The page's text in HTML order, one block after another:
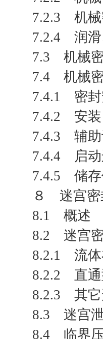
7.2.3 机械
7.2.4 润滑
7.3 机械
7.4 机械
7.4.1 密封
7.4.2 安装
7.4.3 辅助
7.4.4 启动
7.4.5 储存
８ 迷宫密
8.1 概述
8.2 迷宫
8.2.1 流体
8.2.2 直通
8.2.3 其它
8.3 迷宫
8.4 临界